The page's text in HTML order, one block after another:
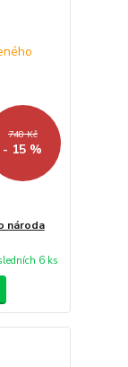
748 Kč
- 15 %
národa
6 ks